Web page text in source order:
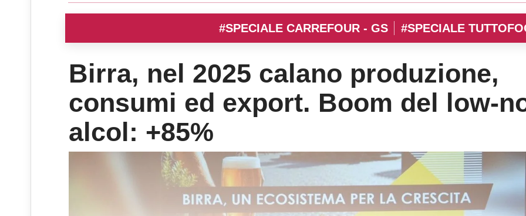
#SPECIALE CARREFOUR - GS #SPECIALE
Birra, nel 2025 calano produzione,
consumi ed export. Boom del low-
alcol: +85%